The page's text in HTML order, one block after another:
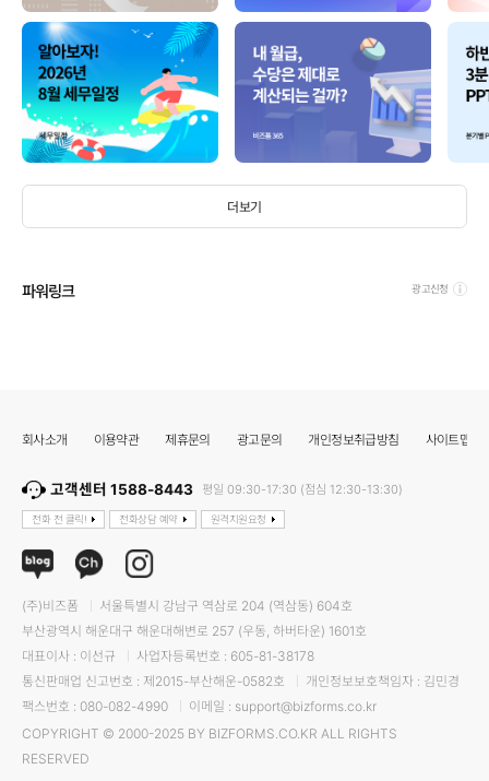
더보기
파워링크 광고신청
회사소개 이용약관 제휴문의 광고문의 개인정보취급방침 사이트맵
고객센터 1588-8443 평일 09:30-17:30 (점심 12:30-13:30)
전화 전 클릭! 전화상담 예약 원격지원요청
(주)비즈폼
서울특별시 강남구 역삼로 204 (역삼동) 604호
부산광역시 해운대구 해운대해변로 257 (우동, 하버타운) 1601호
대표이사 : 이선규
사업자등록번호 : 605-81-38178
통신판매업 신고번호 : 제2015-부산해운-0582호
개인정보보호책임자 : 김민경
팩스번호 : 080-082-4990
이메일 : support@bizforms.co.kr
COPYRIGHT © 2000-2025 BY BIZFORMS.CO.KR ALL RIGHTS
RESERVED